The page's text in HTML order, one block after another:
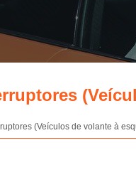
(Veículos de volante à